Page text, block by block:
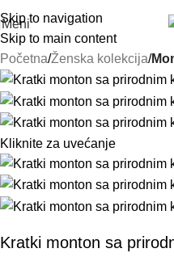
Skip to navigation
Skip to main content
Meni
Početna Ženska kolekcija
Kliknite za uvećanje
Kratki monton sa